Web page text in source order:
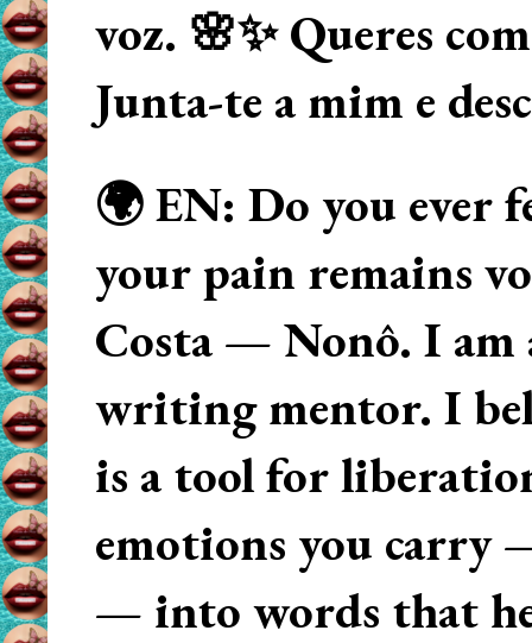
voz. 🌸✨ Queres
Junta-te a mim e
🌍 EN: Do you ever
your pain remains
Costa — Nonô. I am
writing mentor. I
is a tool for
emotions you carry
— into words that